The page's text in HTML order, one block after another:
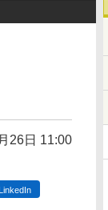
26日 11:00
LinkedIn